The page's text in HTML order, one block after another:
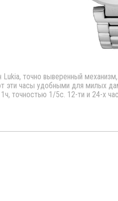
Lukia, точно выверенный
эти часы удобными для милых
точностью 1/5с. 12-ти и 24-х